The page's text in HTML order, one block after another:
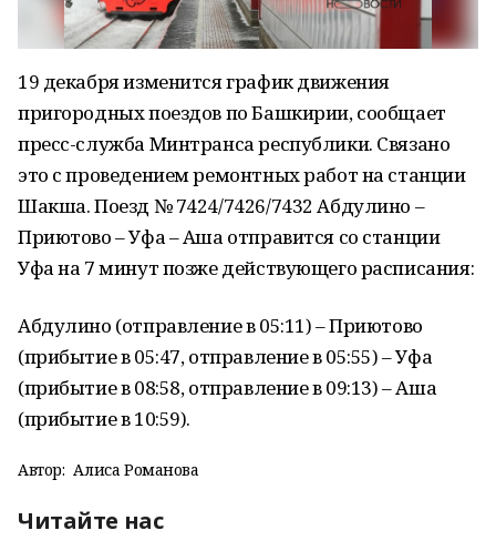
19 декабря изменится график движения
пригородных поездов по Башкирии, сообщает
пресс-служба Минтранса республики. Связано
это с проведением ремонтных работ на станции
Шакша. Поезд № 7424/7426/7432 Абдулино –
Приютово – Уфа – Аша отправится со станции
Уфа на 7 минут позже действующего расписания:
Абдулино (отправление в 05:11) – Приютово
(прибытие в 05:47, отправление в 05:55) – Уфа
(прибытие в 08:58, отправление в 09:13) – Аша
(прибытие в 10:59).
Автор: Алиса Романова
Читайте нас